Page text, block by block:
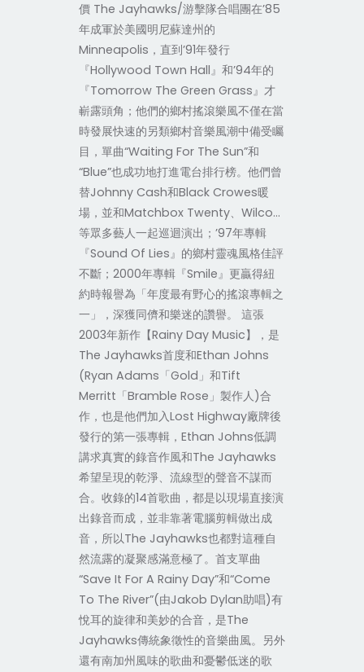
價 The Jayhawks/游擊隊合唱團在’85
年成軍於美國明尼蘇達州的
Minneapolis，直到’91年發行
『Hollywood Town Hall』和’94年的
『Tomorrow The Green Grass』才
嶄露頭角；他們的鄉村搖滾樂風不僅在當
時發展快速的另類鄉村音樂風潮中備受矚
目，單曲“Waiting For The Sun”和
“Blue”也成功地打進電台排行榜。他們曾
替Johnny Cash和Black Crowes暖
場，並和Matchbox Twenty、Wilco…
等眾多藝人一起巡迴演出；’97年專輯
『Sound Of Lies』的鄉村靈魂風格佳評
不斷；2000年專輯『Smile』更贏得紐
約時報譽為「年度最有野心的搖滾專輯之
一」，深獲同儕和樂迷的讚譽。 這張
2003年新作【Rainy Day Music】，是
The Jayhawks首度和Ethan Johns
(Ryan Adams「Gold」和Tift
Merritt「Bramble Rose」製作人)合
作，也是他們加入Lost Highway廠牌後
發行的第一張專輯，Ethan Johns低調
講求真實的錄音作風和The Jayhawks
希望呈現的乾淨、流線型的聲音不謀而
合。收錄的14首歌曲，都是以現場直接演
出錄音而成，並非靠著電腦剪輯做出成
音，所以The Jayhawks也都對這種自
然流露的凝聚感滿意極了。首支單曲
“Save It For A Rainy Day”和“Come
To The River”(由Jakob Dylan助唱)有
悅耳的旋律和美妙的合音，是The
Jayhawks傳統象徵性的音樂曲風。另外
還有南加州風味的歌曲和憂鬱低迷的歌